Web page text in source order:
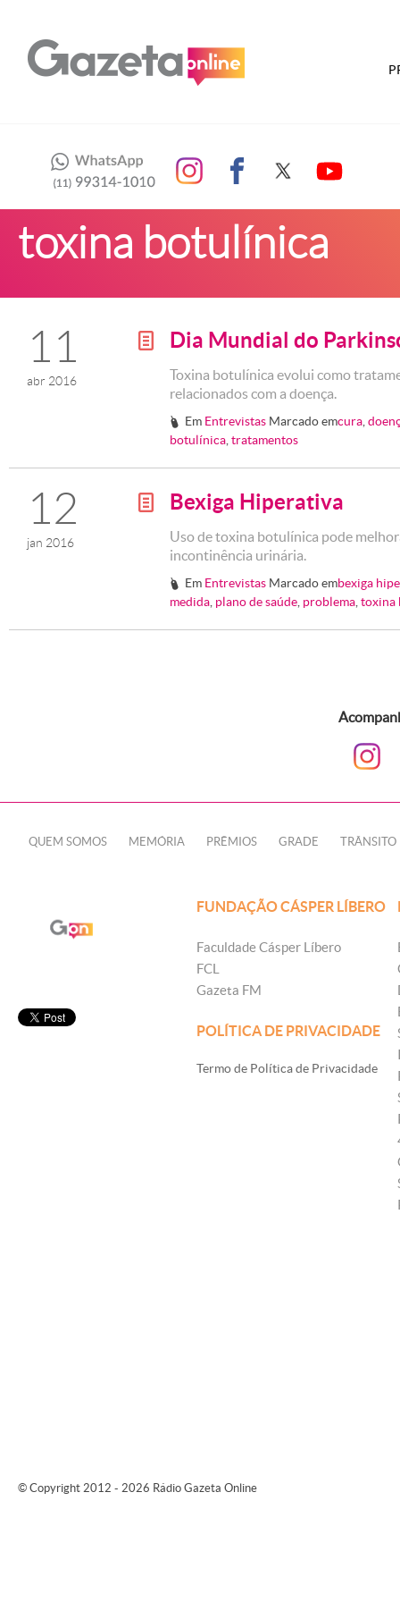
toxina botulínica
11
abr 2016
g Dia Mundial do
Toxina botulínica evolui como
relacionados com a doença.
# Em Entrevistas Marcado emcura ,
botulínica tratamentos
12
jan 2016
g Bexiga Hiperativa
Uso de toxina botulínica pode
incontinência urinária.
# Em Entrevistas Marcado embexiga
medida plano de saúde problema toxina
QUEM SOMOS MEMÓRIA PRÊMIOS GRADE TRÂNSITO
FUNDAÇÃO CÁSPER LÍBERO
Faculdade Cásper Líbero
FCL
Gazeta FM
POLÍTICA DE PRIVACIDADE
Termo de Política de Privacidade
© Copyright 2012 - 2026 Rádio Gazeta Online